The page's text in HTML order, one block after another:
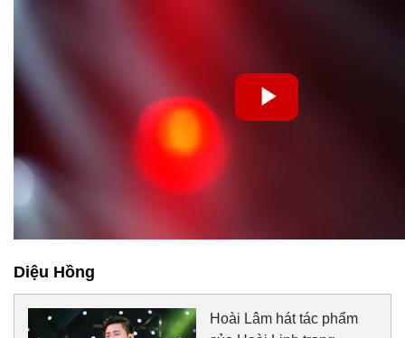
Diệu Hồng
Hoài Lâm hát tác phẩm